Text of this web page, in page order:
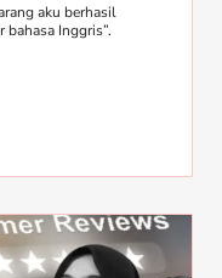
aku berhasil
Inggris”.